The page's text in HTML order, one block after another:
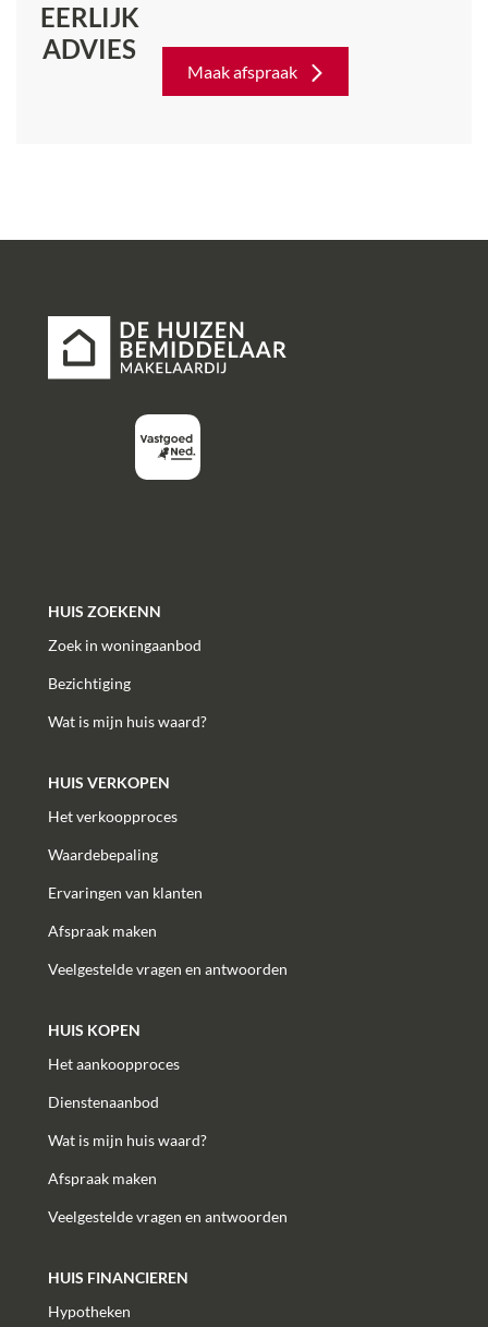
EERLIJK
ADVIES
Maak afspraak
HUIS ZOEKENN
Zoek in woningaanbod
Bezichtiging
Wat is mijn huis waard?
HUIS VERKOPEN
Het verkoopproces
Waardebepaling
Ervaringen van klanten
Afspraak maken
Veelgestelde vragen en antwoorden
HUIS KOPEN
Het aankoopproces
Dienstenaanbod
Wat is mijn huis waard?
Afspraak maken
Veelgestelde vragen en antwoorden
HUIS FINANCIEREN
Hypotheken